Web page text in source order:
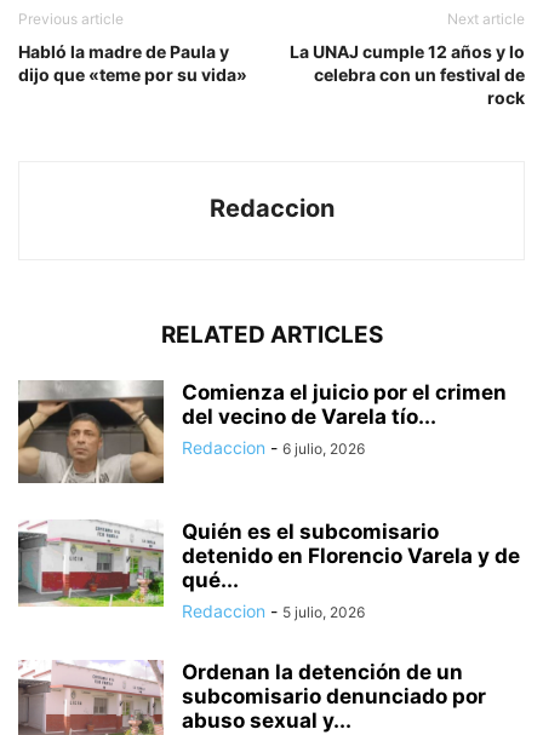
Previous article
Habló la madre de Paula y
dijo que «teme por su vida»
Next article
La UNAJ cumple 12 años y lo
celebra con un festival de
rock
Redaccion
RELATED ARTICLES
Comienza el juicio por el crimen
del vecino de Varela tío...
Redaccion - 6 julio, 2026
Quién es el subcomisario
detenido en Florencio Varela y de
qué...
Redaccion - 5 julio, 2026
Ordenan la detención de un
subcomisario denunciado por
abuso sexual y...